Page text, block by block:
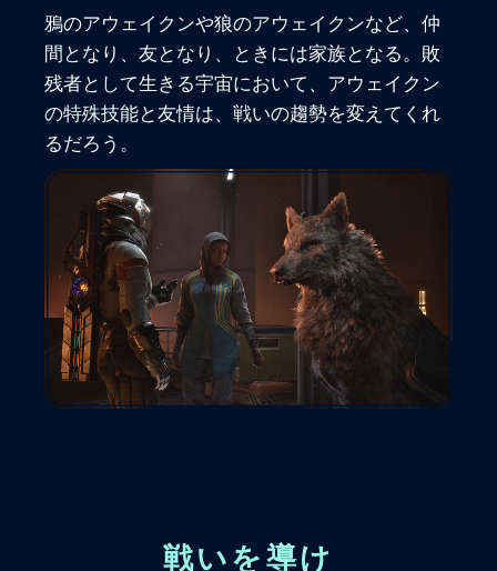
鴉のアウェイクンや狼のアウェイクンなど、仲
間となり、友となり、ときには家族となる。敗
残者として生きる宇宙において、アウェイクン
の特殊技能と友情は、戦いの趨勢を変えてくれ
るだろう。
戦いを導け